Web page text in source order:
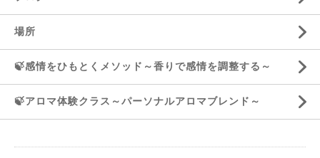
場所
🍃感情をひもとくメソッド～香りで感情を調整する～
🍃アロマ体験クラス～パーソナルアロマブレンド～